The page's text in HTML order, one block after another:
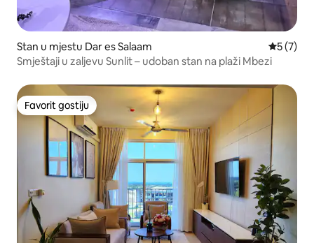
Stan u mjestu Dar es Salaam
5 (7)
Smještaji u zaljevu Sunlit – udoban stan na plaži Mbezi
Favorit gostiju
Favorit gostiju